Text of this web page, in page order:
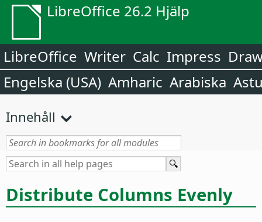
LibreOffice 26.2 Hjälp
LibreOffice Writer Calc Impress
Engelska (USA) Amharic Arabiska
Innehåll
Distribute Columns Evenly